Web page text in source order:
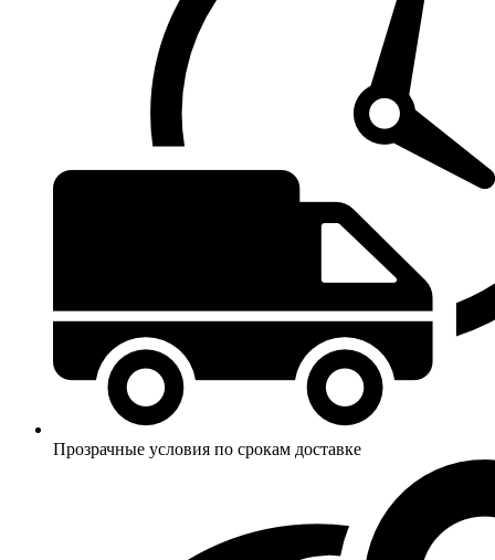
Прозрачные условия по срокам доставке